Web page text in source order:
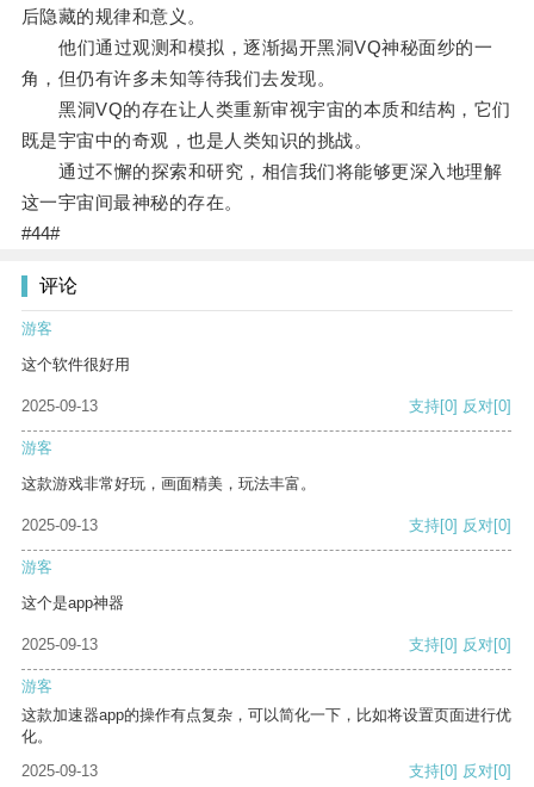
后隐藏的规律和意义。
他们通过观测和模拟，逐渐揭开黑洞VQ神秘面纱的一
角，但仍有许多未知等待我们去发现。
黑洞VQ的存在让人类重新审视宇宙的本质和结构，它们
既是宇宙中的奇观，也是人类知识的挑战。
通过不懈的探索和研究，相信我们将能够更深入地理解
这一宇宙间最神秘的存在。
#44#
评论
游客
这个软件很好用
2025-09-13 支持[0] 反对[0]
游客
这款游戏非常好玩，画面精美，玩法丰富。
2025-09-13 支持[0] 反对[0]
游客
这个是app神器
2025-09-13 支持[0] 反对[0]
游客
这款加速器app的操作有点复杂，可以简化一下，比如将设置页面进行优
化。
2025-09-13
支持[0] 反对[0]